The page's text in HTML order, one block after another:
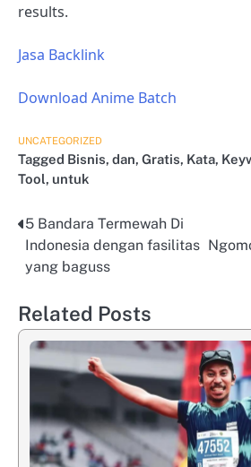
results.
Jasa Backlink
Download Anime Batch
UNCATEGORIZED
Tagged Bisnis, dan, Gratis, Kata,
Tool, untuk
Post
navigation
5 Bandara Termewah Di
Indonesia dengan fasilitas
yang baguss
Related Posts